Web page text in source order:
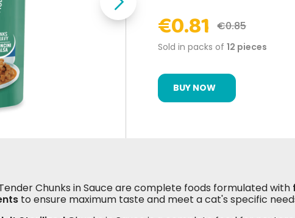
€0.81 €0.85
Sold in packs of 12 pieces
BUY NOW
Chunks in Sauce are complete foods formulated with
to ensure maximum taste and meet a cat's specific